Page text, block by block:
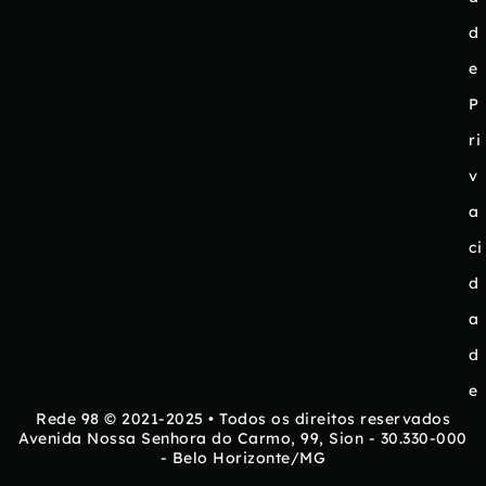
d
e
P
ri
v
a
ci
d
a
d
e
Rede 98 © 2021-2025 • Todos os direitos reservados
Avenida Nossa Senhora do Carmo, 99, Sion - 30.330-000
- Belo Horizonte/MG